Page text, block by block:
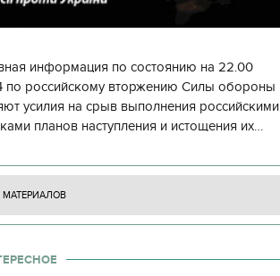
информация по состоянию на 22.00
по российскому вторжению Силы обороны
усилия на срыв выполнения российскими
планов наступления и истощения их